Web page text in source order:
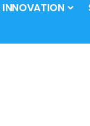
INNOVATION